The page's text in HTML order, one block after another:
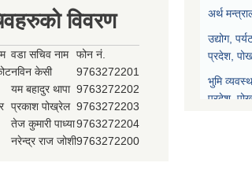
विवरण
वडा सचिव नाम
फोन नं.
नविन केसी
9763272201
यम बहादुर थापा 9763272202
प्रकाश पोख्रेल 9763272203
तेज कुमारी पाध्या9763272204
नरेन्द्र राज जोशी9763272200
अर्थ
उद्योग,
प्रदेश,
भुमि
प्रदेश,